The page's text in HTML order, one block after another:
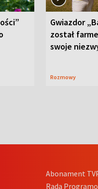
Gwiazdor
został
swoje
Rozmowy
Abonament
Rada